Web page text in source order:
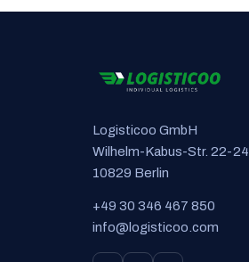
Logisticoo GmbH
Wilhelm-Kabus-Str. 22-24
10829 Berlin
+49 30 346 467 850
info@logisticoo.com